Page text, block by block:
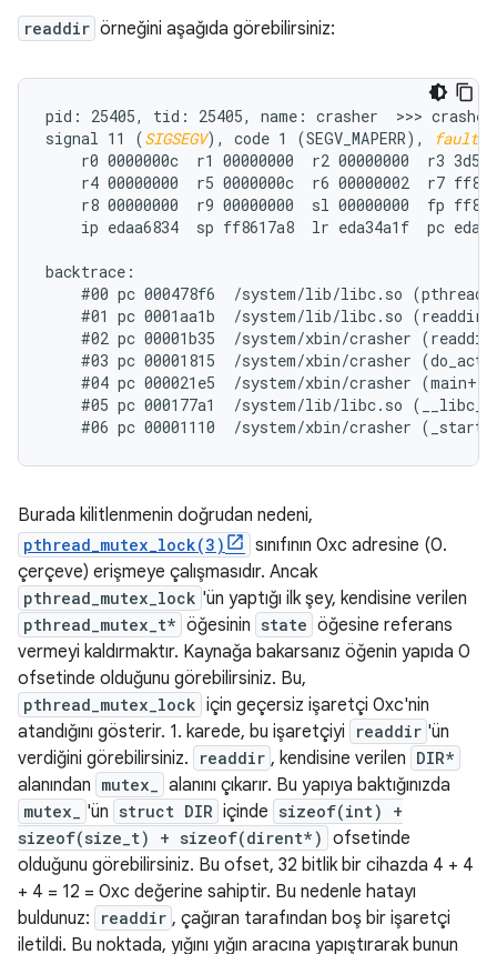
readdir örneğini aşağıda görebilirsiniz:
pid: 25405, tid: 25405, name: crasher  >>> crasher
signal 11 (SIGSEGV), code 1 (SEGV_MAPERR),
fault
r0 0000000c  r1 00000000  r2 00000000  r3
r4 00000000  r5 0000000c  r6 00000002  r7
r8 00000000  r9 00000000  sl 00000000  fp
ip edaa6834  sp ff8617a8  lr eda34a1f  pc
backtrace:
#00 pc 000478f6  /system/lib/libc.so
#01 pc 0001aa1b  /system/lib/libc.so
#02 pc 00001b35  /system/xbin/crasher
#03 pc 00001815  /system/xbin/crasher
#04 pc 000021e5  /system/xbin/crasher
#05 pc 000177a1  /system/lib/libc.so
Burada kilitlenmenin doğrudan nedeni,
pthread_mutex_lock(3)
sınıfının 0xc adresine (0.
çerçeve) erişmeye çalışmasıdır. Ancak
pthread_mutex_lock 'ün yaptığı ilk şey, kendisine verilen
pthread_mutex_t* öğesinin state öğesine referans
vermeyi kaldırmaktır. Kaynağa bakarsanız öğenin yapıda 0
ofsetinde olduğunu görebilirsiniz. Bu,
pthread_mutex_lock için geçersiz işaretçi 0xc'nin
atandığını gösterir. 1. karede, bu işaretçiyi
readdir 'ün
verdiğini görebilirsiniz.
readdir , kendisine verilen DIR*
alanından mutex_ alanını çıkarır. Bu yapıya baktığınızda
mutex_ 'ün struct DIR içinde sizeof(int) +
sizeof(size_t) + sizeof(dirent*) ofsetinde
olduğunu görebilirsiniz. Bu ofset, 32 bitlik bir cihazda 4 + 4
+ 4 = 12 = 0xc değerine sahiptir. Bu nedenle hatayı
buldunuz:
readdir , çağıran tarafından boş bir işaretçi
iletildi. Bu noktada, yığını yığın aracına yapıştırarak bunun